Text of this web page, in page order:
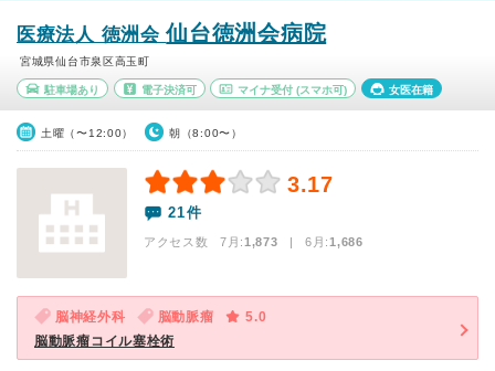
医療法人 徳洲会仙台徳洲会病院
宮城県仙台市泉区高玉町
駐車場あり 電子決済可 マイナ受付 (スマホ可) 女医在籍
土曜（〜12:00） 朝（8:00〜）
3.17
21件
アクセス数 7月:1,873 | 6月:1,686
脳神経外科 脳動脈瘤
5.0
脳動脈瘤コイル塞栓術